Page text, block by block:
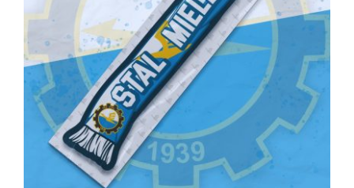
MAGNES SZALIK FKS STAL MIELEC